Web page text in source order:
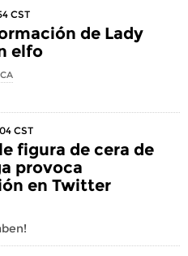
CST
de Lady
elfo
CST
figura de cera de
provoca
en Twitter